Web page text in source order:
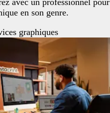
avec un professionnel pour
en son genre.
graphiques